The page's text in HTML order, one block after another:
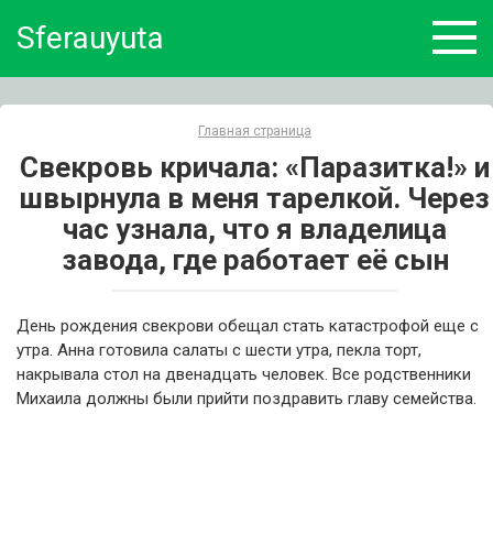
Sferauyuta
Главная страница
Свекровь кричала: «Паразитка!» и
швырнула в меня тарелкой. Через
час узнала, что я владелица
завода, где работает её сын
День рождения свекрови обещал стать катастрофой еще с
утра. Анна готовила салаты с шести утра, пекла торт,
накрывала стол на двенадцать человек. Все родственники
Михаила должны были прийти поздравить главу семейства.